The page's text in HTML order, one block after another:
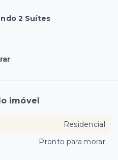
2 Suítes
imóvel
Residencial
Pronto para morar